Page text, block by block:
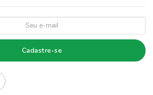
Cadastre-se